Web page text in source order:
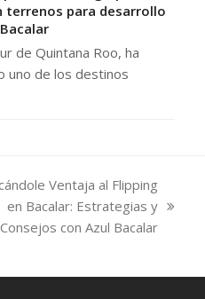
terrenos para desarrollo
de Quintana Roo, ha
uno de los destinos
Ventaja al Flipping
en Bacalar: Estrategias y
Consejos con Azul Bacalar